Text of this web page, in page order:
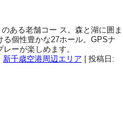
ある老舗コー ス。森と湖に囲ま
個性豊かな27ホール。GPSナ
ーが楽しめます。
新千歳空港周辺エリア | 投稿日: